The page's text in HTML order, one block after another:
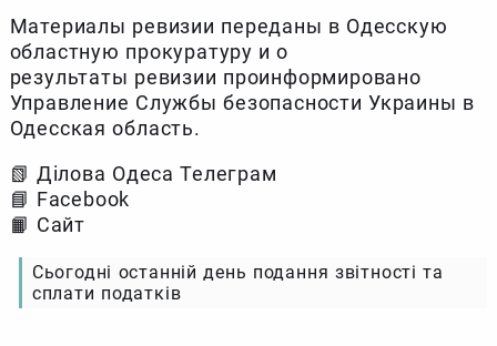
Материалы ревизии переданы в Одесскую
областную прокуратуру и о
результаты ревизии проинформировано
Управление Службы безопасности Украины в
Одесская область.
📗 Ділова Одеса Телеграм
📘 Facebook
📙 Сайт
Сьогодні останній день подання звітності та
сплати податків